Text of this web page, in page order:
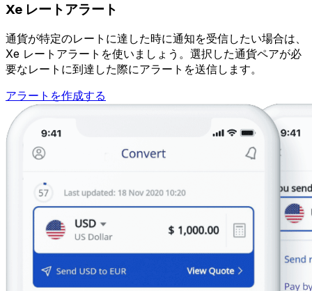
Xe レートアラート
通貨が特定のレートに達した時に通知を受信したい場合は、
Xe レートアラートを使いましょう。選択した通貨ペアが必
要なレートに到達した際にアラートを送信します。
アラートを作成する